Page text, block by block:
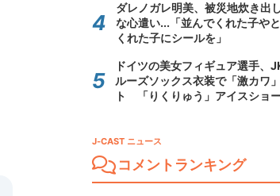
ダレノガレ明美、被災地炊き出
な心遣い...「並んでくれた子や
くれた子にシールを」
ドイツの美女フィギュア選手、
ルーズソックス衣装で「激カワ
ト 「りくりゅう」アイスショ
J-CAST ニュース
コメントランキング